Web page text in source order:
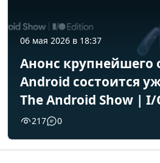
06 мая 2026 в 18:37
Анонс крупнейшего
Android состоится
The Android Show | I/
217 0